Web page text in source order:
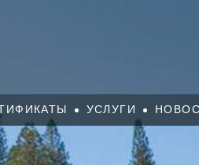
УСЛУГИ